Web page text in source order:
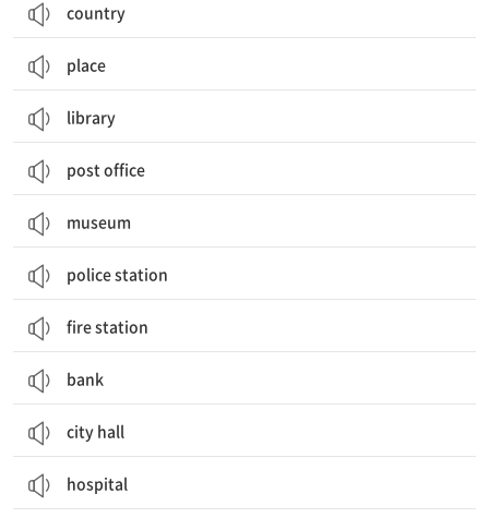
country
place
library
post office
museum
police station
fire station
bank
city hall
hospital